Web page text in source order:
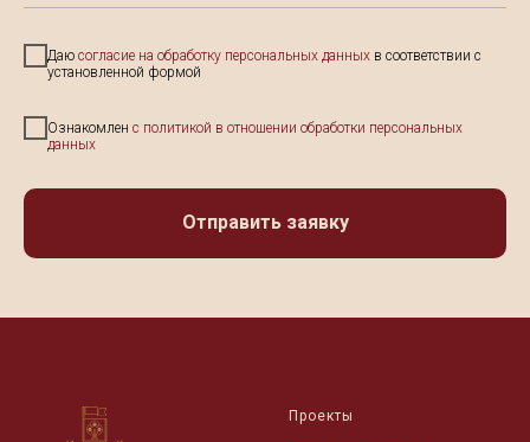
Даю согласие на обработку персональных данных в соответствии с
установленной формой
Ознакомлен с политикой в отношении обработки персональных
данных
Отправить заявку
Проекты